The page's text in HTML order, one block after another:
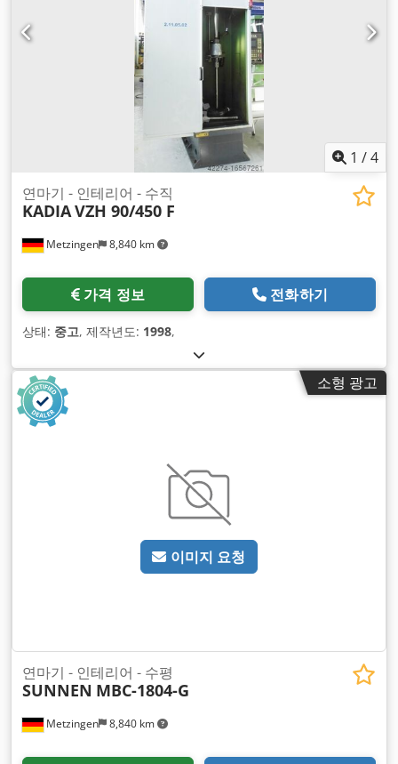
1 /4
Metzingen 8,840 km
연마기 - 인테리어 - 수직
KADIAVZH 90/450 F
가격 정보 전화하기
상태: 중고, 제작년도: 1998,
소형 광고
이미지 요청
Metzingen 8,840 km
연마기 - 인테리어 - 수평
SUNNEN MBC-1804-G